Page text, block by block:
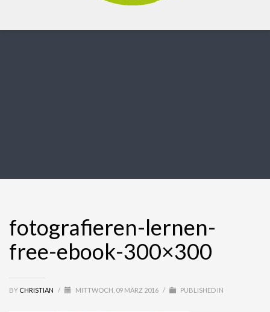
fotografieren-lernen-
free-ebook-300×300
BY CHRISTIAN / MITTWOCH, 09 MÄRZ 2016 / PUBLISHED IN